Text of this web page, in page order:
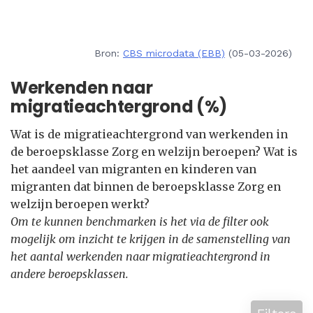
Bron: CBS microdata (EBB) (05-03-2026)
Werkenden naar
migratieachtergrond (%)
Wat is de migratieachtergrond van werkenden in
de beroepsklasse Zorg en welzijn beroepen? Wat is
het aandeel van migranten en kinderen van
migranten dat binnen de beroepsklasse Zorg en
welzijn beroepen werkt?
Om te kunnen benchmarken is het via de filter ook
mogelijk om inzicht te krijgen in de samenstelling van
het aantal werkenden naar migratieachtergrond in
andere beroepsklassen.